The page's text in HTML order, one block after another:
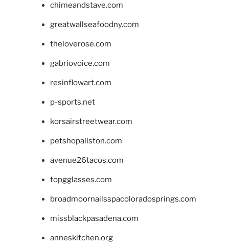
chimeandstave.com
greatwallseafoodny.com
theloverose.com
gabriovoice.com
resinflowart.com
p-sports.net
korsairstreetwear.com
petshopallston.com
avenue26tacos.com
topgglasses.com
broadmoornailsspacoloradosprings.com
missblackpasadena.com
anneskitchen.org